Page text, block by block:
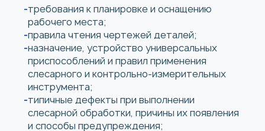
требования к планировке и оснащению
рабочего места;
правила чтения чертежей деталей;
назначение, устройство универсальных
приспособлений и правил применения
слесарного и контрольно-измерительных
инструмента;
типичные дефекты при выполнении
слесарной обработки, причины их появления
и способы предупреждения;